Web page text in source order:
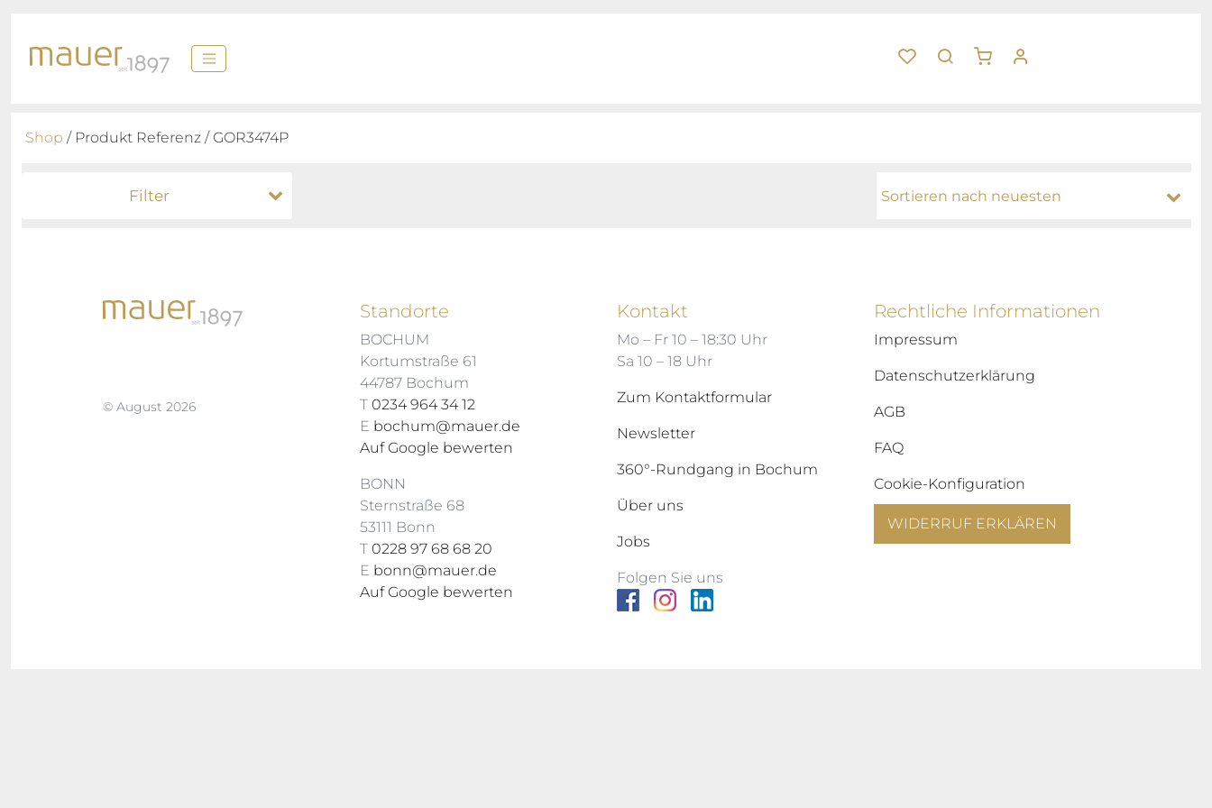
Shop / Produkt Referenz / GOR3474P
Filter
© August 2026
Standorte
BOCHUM
Kortumstraße 61
44787 Bochum
T 0234 964 34 12
E bochum@mauer.de
Auf Google bewerten
BONN
Sternstraße 68
53111 Bonn
T 0228 97 68 68 20
E bonn@mauer.de
Auf Google bewerten
Kontakt
Mo – Fr 10 – 18:30 Uhr
Sa 10 – 18 Uhr
Zum Kontaktformular
Newsletter
360°-Rundgang in Bochum
Über uns
Jobs
Folgen Sie uns
Rechtliche Informationen
Impressum
Datenschutzerklärung
AGB
FAQ
Cookie-Konfiguration
WIDERRUF ERKLÄREN